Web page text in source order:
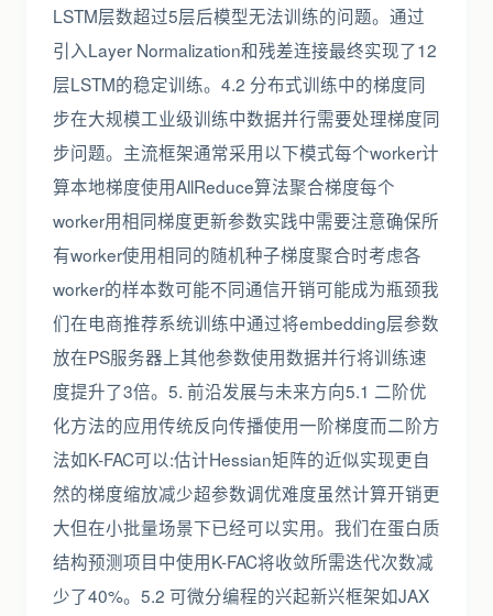
LSTM层数超过5层后模型无法训练的问题。通过
引入Layer Normalization和残差连接最终实现了12
层LSTM的稳定训练。4.2 分布式训练中的梯度同
步在大规模工业级训练中数据并行需要处理梯度同
步问题。主流框架通常采用以下模式每个worker计
算本地梯度使用AllReduce算法聚合梯度每个
worker用相同梯度更新参数实践中需要注意确保所
有worker使用相同的随机种子梯度聚合时考虑各
worker的样本数可能不同通信开销可能成为瓶颈我
们在电商推荐系统训练中通过将embedding层参数
放在PS服务器上其他参数使用数据并行将训练速
度提升了3倍。5. 前沿发展与未来方向5.1 二阶优
化方法的应用传统反向传播使用一阶梯度而二阶方
法如K-FAC可以:估计Hessian矩阵的近似实现更自
然的梯度缩放减少超参数调优难度虽然计算开销更
大但在小批量场景下已经可以实用。我们在蛋白质
结构预测项目中使用K-FAC将收敛所需迭代次数减
少了40%。5.2 可微分编程的兴起新兴框架如JAX